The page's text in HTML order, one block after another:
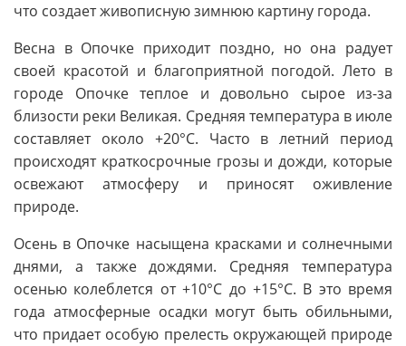
что создает живописную зимнюю картину города.
Весна в Опочке приходит поздно, но она радует
своей красотой и благоприятной погодой. Лето в
городе Опочке теплое и довольно сырое из-за
близости реки Великая. Средняя температура в июле
составляет около +20°C. Часто в летний период
происходят краткосрочные грозы и дожди, которые
освежают атмосферу и приносят оживление
природе.
Осень в Опочке насыщена красками и солнечными
днями, а также дождями. Средняя температура
осенью колеблется от +10°C до +15°C. В это время
года атмосферные осадки могут быть обильными,
что придает особую прелесть окружающей природе